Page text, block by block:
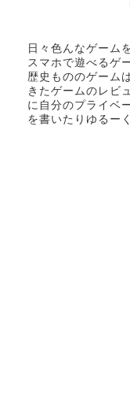
日々色んなゲーム
スマホで遊べるゲ
歴史もののゲーム
きたゲームのレビ
に自分のプライベ
を書いたりゆるー